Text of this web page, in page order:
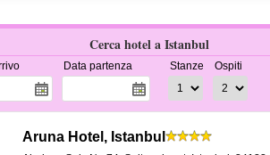
Cerca hotel a Istanbul
Data partenza Stanze Ospiti
Aruna Hotel, Istanbul